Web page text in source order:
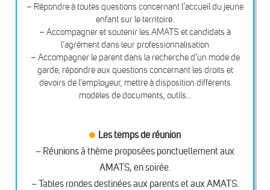
– Répondre à toutes questions concernant l’accueil du jeune
enfant sur le territoire.
– Accompagner et soutenir les AMATS et candidats à
l’agrément dans leur professionnalisation
– Accompagner le parent dans la recherche d’un mode de
garde, répondre aux questions concernant les droits et
devoirs de l’employeur, mettre à disposition différents
modèles de documents, outils…
Les temps de réunion
– Réunions à thème proposées ponctuellement aux
AMATS, en soirée.
– Tables rondes destinées aux parents et aux AMATS.